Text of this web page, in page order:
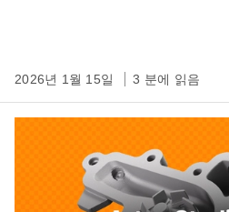
2026년 1월 15일 3 분에 읽음